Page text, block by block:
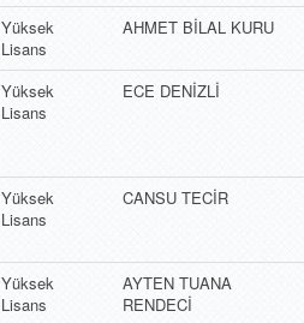
Yüksek
Lisans
AHMET BİLAL KURU
Yüksek
Lisans
ECE DENİZLİ
Yüksek
Lisans
CANSU TECİR
Yüksek
Lisans
AYTEN TUANA
RENDECİ